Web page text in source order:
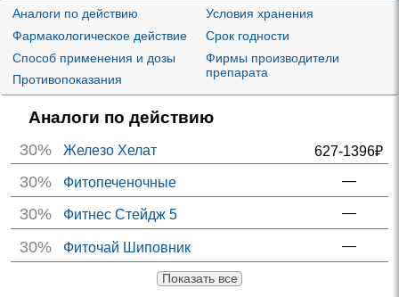
Аналоги по действию
Фармакологическое действие
Способ применения и дозы
Противопоказания
Условия хранения
Срок годности
Фирмы производители
препарата
Аналоги по действию
30% 627-1396₽
Железо Хелат
30% —
Фитопеченочные
30% —
Фитнес Стейдж 5
30% —
Фиточай Шиповник
Показать все